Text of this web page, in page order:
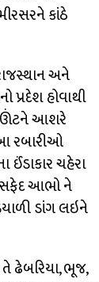
કાંઠે
અને
હોવાથી
ઊંટને આશરે
આ રબારીઓ
ઈંડાકાર ચહેરા
સફેદ આભો ને
ડાંગ લઇને
તે ઢેબરિયા, ભૂજ,